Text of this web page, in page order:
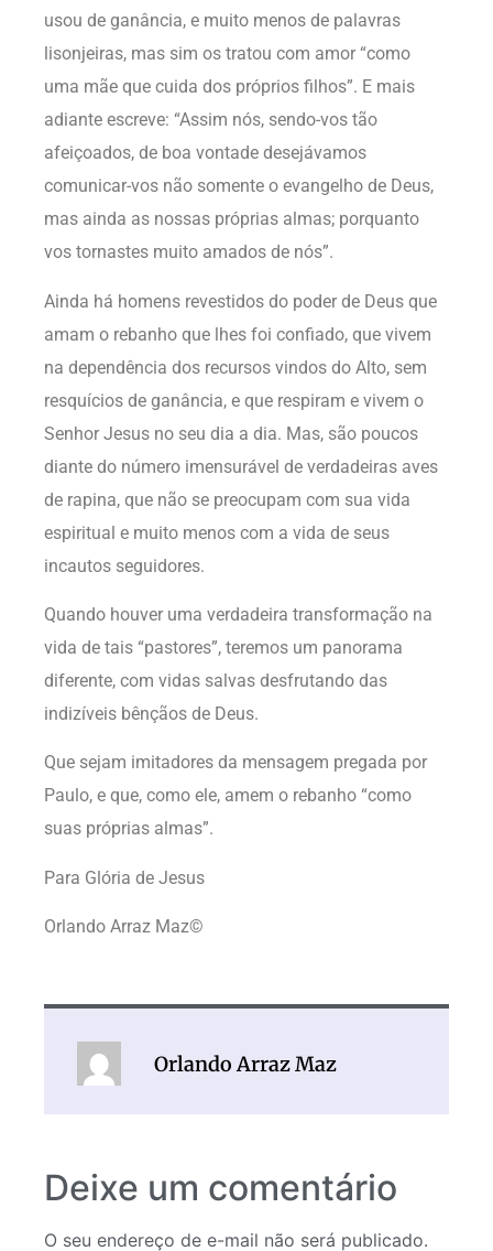
usou de ganância, e muito menos de palavras
lisonjeiras, mas sim os tratou com amor “como
uma mãe que cuida dos próprios filhos”. E mais
adiante escreve: “Assim nós, sendo-vos tão
afeiçoados, de boa vontade desejávamos
comunicar-vos não somente o evangelho de Deus,
mas ainda as nossas próprias almas; porquanto
vos tornastes muito amados de nós”.
Ainda há homens revestidos do poder de Deus que
amam o rebanho que lhes foi confiado, que vivem
na dependência dos recursos vindos do Alto, sem
resquícios de ganância, e que respiram e vivem o
Senhor Jesus no seu dia a dia. Mas, são poucos
diante do número imensurável de verdadeiras aves
de rapina, que não se preocupam com sua vida
espiritual e muito menos com a vida de seus
incautos seguidores.
Quando houver uma verdadeira transformação na
vida de tais “pastores”, teremos um panorama
diferente, com vidas salvas desfrutando das
indizíveis bênçãos de Deus.
Que sejam imitadores da mensagem pregada por
Paulo, e que, como ele, amem o rebanho “como
suas próprias almas”.
Para Glória de Jesus
Orlando Arraz Maz©
Orlando Arraz Maz
Deixe um comentário
O seu endereço de e-mail não será publicado.